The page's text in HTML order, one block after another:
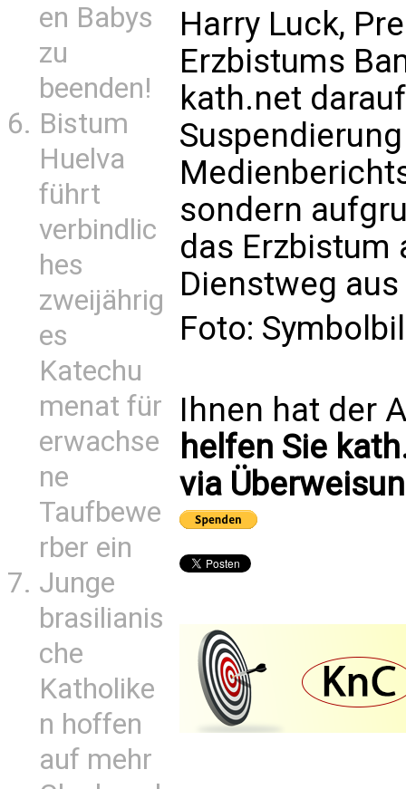
en Babys
zu
beenden!
Bistum
Huelva
führt
verbindlic
hes
zweijährig
es
Katechu
menat für
erwachse
ne
Taufbewe
rber ein
Junge
brasilianis
che
Katholike
n hoffen
auf mehr
Harry Luck,
Erzbistums
kath.net
sondern
das
Dienstweg
Foto:
Ihnen hat der
helfen Sie
via